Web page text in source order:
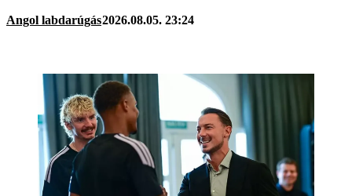
Angol labdarúgás2026.08.05. 23:24